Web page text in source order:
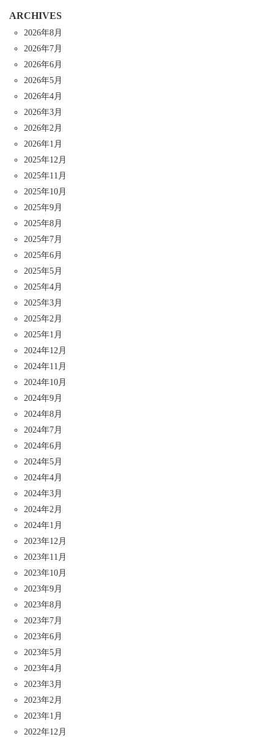
ARCHIVES
2026年8月
2026年7月
2026年6月
2026年5月
2026年4月
2026年3月
2026年2月
2026年1月
2025年12月
2025年11月
2025年10月
2025年9月
2025年8月
2025年7月
2025年6月
2025年5月
2025年4月
2025年3月
2025年2月
2025年1月
2024年12月
2024年11月
2024年10月
2024年9月
2024年8月
2024年7月
2024年6月
2024年5月
2024年4月
2024年3月
2024年2月
2024年1月
2023年12月
2023年11月
2023年10月
2023年9月
2023年8月
2023年7月
2023年6月
2023年5月
2023年4月
2023年3月
2023年2月
2023年1月
2022年12月